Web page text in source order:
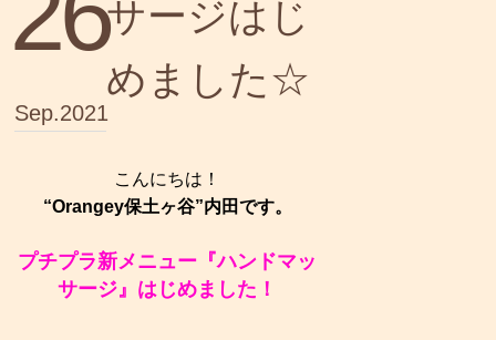
Sep.2021
サージはじ
めました☆
こんにちは！
“Orangey保土ヶ谷”内田です。
プチプラ新メニュー『ハンドマッ
サージ』はじめました！